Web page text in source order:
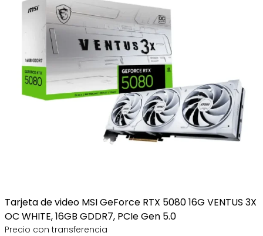
Tarjeta de video MSI GeForce RTX 5080 16G VENTUS 3X
OC WHITE, 16GB GDDR7, PCIe Gen 5.0
Precio con transferencia